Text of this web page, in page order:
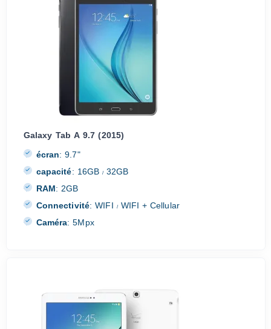
Galaxy Tab A 9.7 (2015)
écran: 9.7"
capacité: 16GB/ 32GB
RAM: 2GB
Connectivité: WIFI /WIFI + Cellular
Caméra: 5Mpx